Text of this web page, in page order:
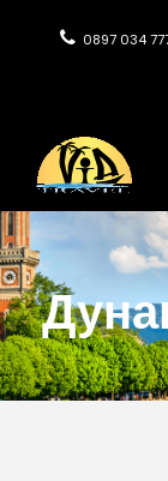
0897 034